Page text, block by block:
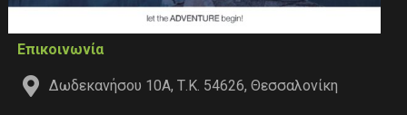
Επικοινωνία
Δωδεκανήσου 10Α, Τ.Κ. 54626, Θεσσαλονίκη